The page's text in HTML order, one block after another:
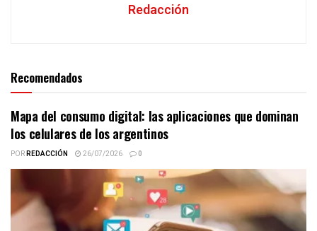
Redacción
Recomendados
Mapa del consumo digital: las aplicaciones que dominan
los celulares de los argentinos
PORREDACCIÓN 26/07/2026 0